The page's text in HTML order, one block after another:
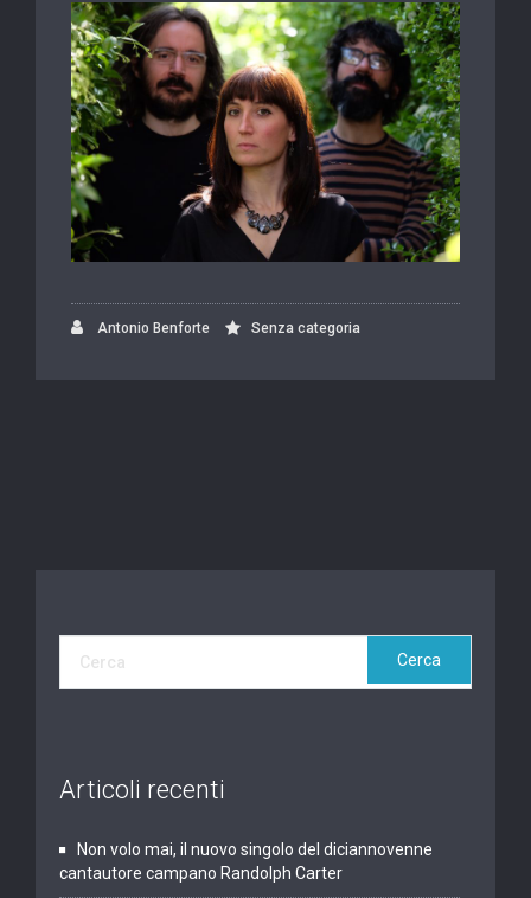
Antonio Benforte Senza categoria
Articoli recenti
Non volo mai, il nuovo singolo del diciannovenne
cantautore campano Randolph Carter